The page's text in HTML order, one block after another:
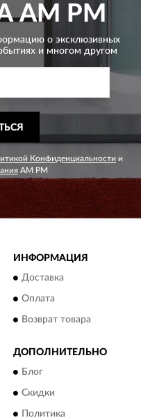
AM PM
о эксклюзивных
и многом другом
Конфиденциальности и
AM PM
ИНФОРМАЦИЯ
Доставка
Оплата
Возврат товара
ДОПОЛНИТЕЛЬНО
Блог
Скидки
Политика